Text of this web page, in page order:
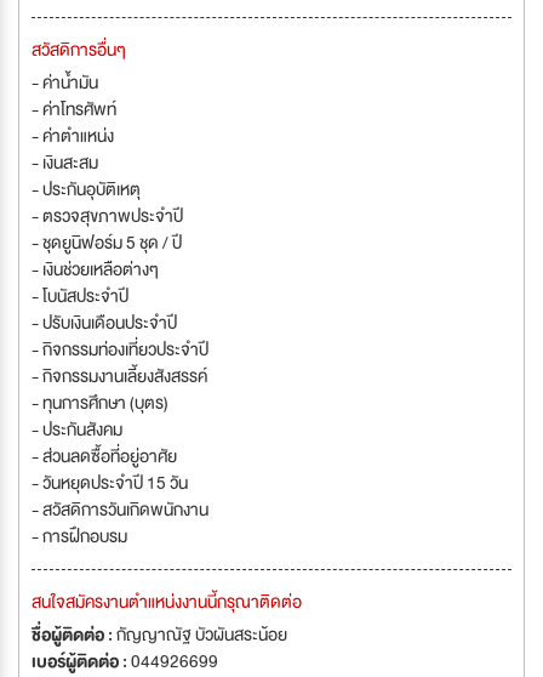
สวัสดิการอื่นๆ
- ค่าน้ำมัน
- ค่าโทรศัพท์
- ค่าตำแหน่ง
- เงินสะสม
- ประกันอุบัติเหตุ
- ตรวจสุขภาพประจำปี
- ชุดยูนิฟอร์ม 5 ชุด / ปี
- เงินช่วยเหลือต่างๆ
- โบนัสประจำปี
- ปรับเงินเดือนประจำปี
- กิจกรรมท่องเที่ยวประจำปี
- กิจกรรมงานเลี้ยงสังสรรค์
- ทุนการศึกษา (บุตร)
- ประกันสังคม
- ส่วนลดซื้อที่อยู่อาศัย
- วันหยุดประจำปี 15 วัน
- สวัสดิการวันเกิดพนักงาน
- การฝึกอบรม
สนใจสมัครงานตำแหน่งงานนี้กรุณาติดต่อ
ชื่อผู้ติดต่อ :กัญญาณัฐ บัวผันสระน้อย
เบอร์ผู้ติดต่อ :044926699